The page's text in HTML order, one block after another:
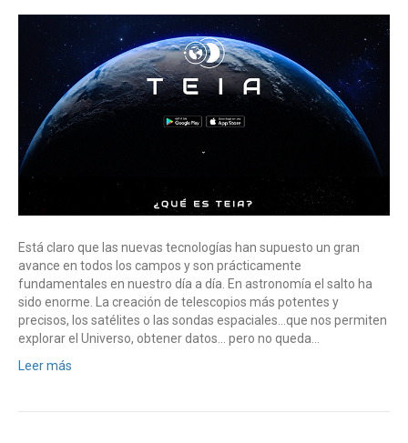
Está claro que las nuevas tecnologías han supuesto un gran
avance en todos los campos y son prácticamente
fundamentales en nuestro día a día. En astronomía el salto ha
sido enorme. La creación de telescopios más potentes y
precisos, los satélites o las sondas espaciales…que nos permiten
explorar el Universo, obtener datos… pero no queda…
Leer más